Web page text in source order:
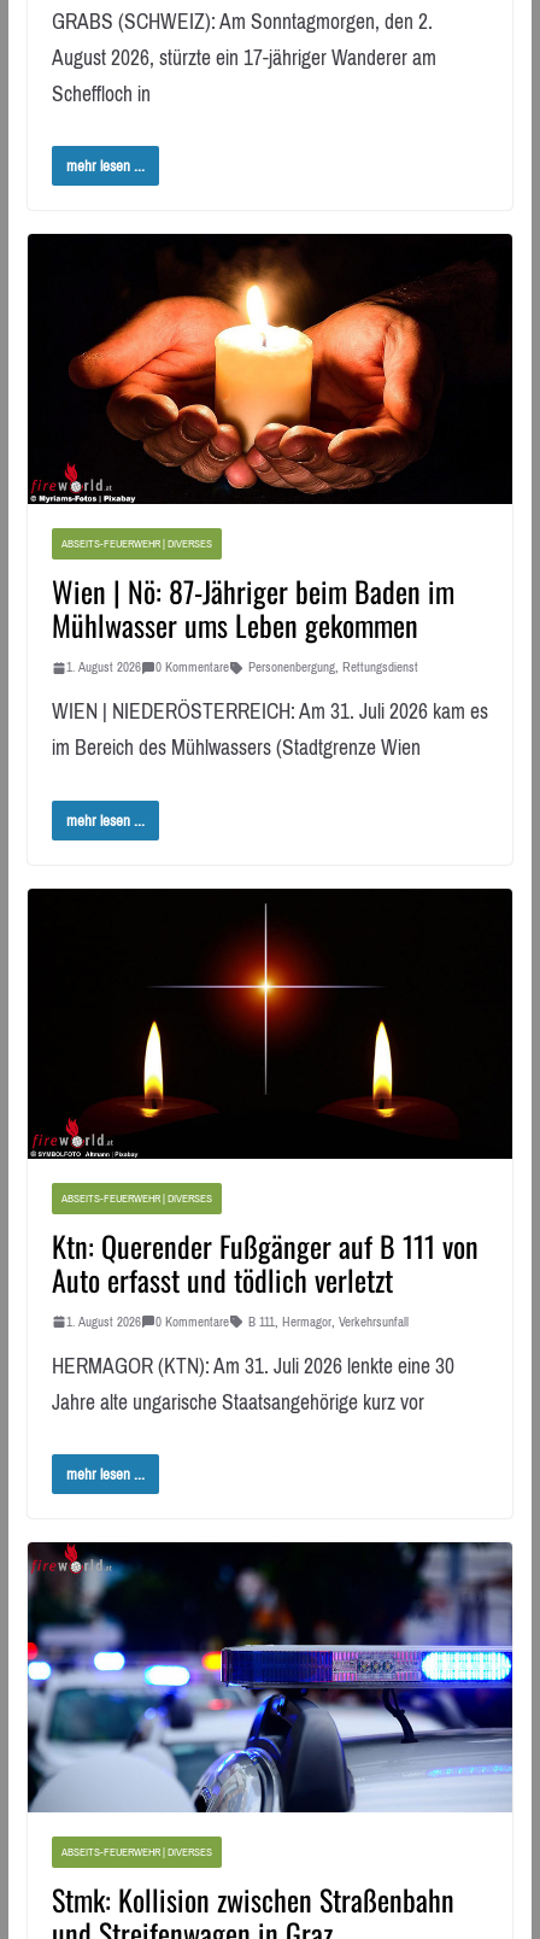
GRABS (SCHWEIZ): Am Sonntagmorgen, den 2.
August 2026, stürzte ein 17-jähriger Wanderer am
Scheffloch in
mehr lesen ...
ABSEITS-FEUERWEHR | DIVERSES
Wien | Nö: 87-Jähriger beim Baden im
Mühlwasser ums Leben gekommen
1. August 2026 0 Kommentare Personenbergung, Rettungsdienst
WIEN | NIEDERÖSTERREICH: Am 31. Juli 2026 kam es
im Bereich des Mühlwassers (Stadtgrenze Wien
mehr lesen ...
ABSEITS-FEUERWEHR | DIVERSES
Ktn: Querender Fußgänger auf B 111 von
Auto erfasst und tödlich verletzt
1. August 2026 0 Kommentare B 111, Hermagor, Verkehrsunfall
HERMAGOR (KTN): Am 31. Juli 2026 lenkte eine 30
Jahre alte ungarische Staatsangehörige kurz vor
mehr lesen ...
ABSEITS-FEUERWEHR | DIVERSES
Stmk: Kollision zwischen Straßenbahn